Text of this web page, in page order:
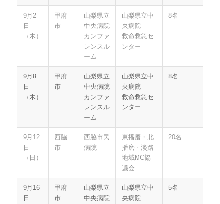
9月2
日
（木）
甲府
市
山梨県立
中央病院
カンファ
レンスル
ーム
山梨県立中
央病院
救命救急セ
ンター
8名
9月9
日
（木）
甲府
市
山梨県立
中央病院
カンファ
レンスル
ーム
山梨県立中
央病院
救命救急セ
ンター
8名
9月12
日
（日）
西脇
市
西脇市民
病院
東播磨・北
播磨・淡路
地域MC協
議会
20名
9月16
日
甲府
市
山梨県立
中央病院
山梨県立中
央病院
5名